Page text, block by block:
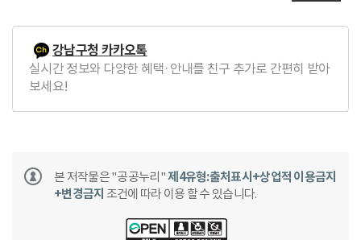
강남구청 카카오톡
실시간 정보와 다양한 혜택·안내를 친구 추가로 간편히 받아
보세요!
본 저작물은 "공공누리"제4유형:출처표시+상업적 이용금지
+변경금지 조건에 따라 이용 할 수 있습니다.